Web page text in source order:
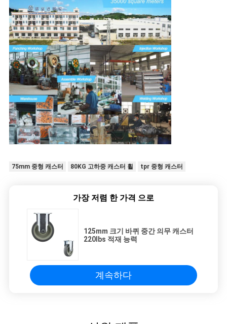
75mm 중형 캐스터 80KG 고하중 캐스터 휠 tpr 중형 캐스터
가장 저렴 한 가격 으로
125mm 크기 바퀴 중간 의무 캐스터
220lbs 적재 능력
계속하다